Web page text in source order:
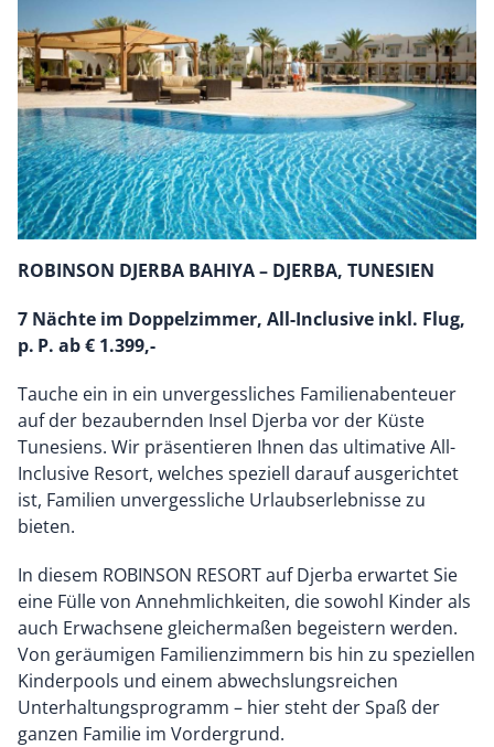
ROBINSON DJERBA BAHIYA – DJERBA, TUNESIEN
7 Nächte im Doppelzimmer, All-Inclusive inkl. Flug,
p. P. ab € 1.399,-
Tauche ein in ein unvergessliches Familienabenteuer
auf der bezaubernden Insel Djerba vor der Küste
Tunesiens. Wir präsentieren Ihnen das ultimative All-
Inclusive Resort, welches speziell darauf ausgerichtet
ist, Familien unvergessliche Urlaubserlebnisse zu
bieten.
In diesem ROBINSON RESORT auf Djerba erwartet Sie
eine Fülle von Annehmlichkeiten, die sowohl Kinder als
auch Erwachsene gleichermaßen begeistern werden.
Von geräumigen Familienzimmern bis hin zu speziellen
Kinderpools und einem abwechslungsreichen
Unterhaltungsprogramm – hier steht der Spaß der
ganzen Familie im Vordergrund.